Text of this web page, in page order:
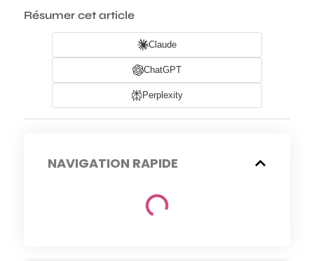
Résumer cet article
Claude
ChatGPT
Perplexity
NAVIGATION RAPIDE